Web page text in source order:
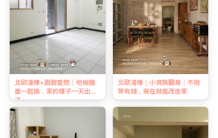
北歐淺橡×甜甜愛戀｜地板牆
面一起換，家的樣子一天出來
了
北歐淺橡｜小資族翻身｜不用
等有錢，現在就能改造家